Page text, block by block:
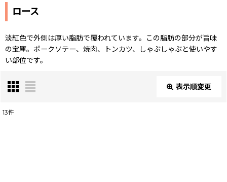
ロース
淡紅色で外側は厚い脂肪で覆われています。この脂肪の部分が旨味
の宝庫。ポークソテー、焼肉、トンカツ、しゃぶしゃぶと使いやす
い部位です。
表示順変更
13件